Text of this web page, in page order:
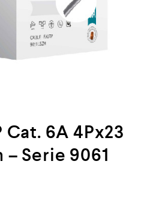
6A 4Px23
– Serie 9061